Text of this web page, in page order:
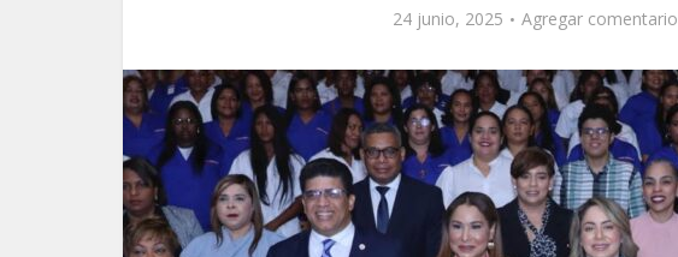
24 junio, 2025 Agregar comentario